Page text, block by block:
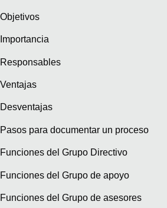
Objetivos
Importancia
Responsables
Ventajas
Desventajas
Pasos para documentar un proceso
Funciones del Grupo Directivo
Funciones del Grupo de apoyo
Funciones del Grupo de asesores